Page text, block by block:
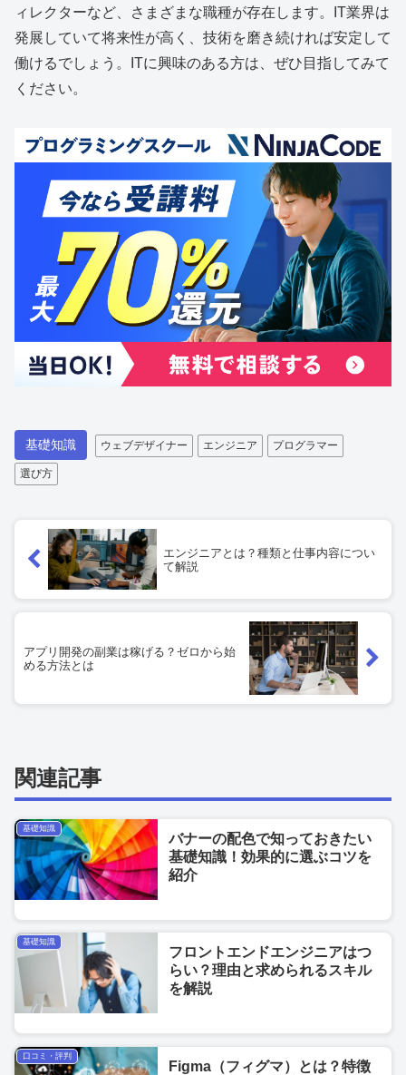
ィレクターなど、さまざまな職種が存在します。IT業界は
発展していて将来性が高く、技術を磨き続ければ安定して
働けるでしょう。ITに興味のある方は、ぜひ目指してみて
ください。
基礎知識 ウェブデザイナー エンジニア プログラマー
選び方
エンジニアとは？種類と仕事内容につい
て解説
アプリ開発の副業は稼げる？ゼロから始
める方法とは
関連記事
基礎知識
バナーの配色で知っておきたい
基礎知識！効果的に選ぶコツを
紹介
基礎知識
フロントエンドエンジニアはつ
らい？理由と求められるスキル
を解説
口コミ・評判
Figma（フィグマ）とは？特徴